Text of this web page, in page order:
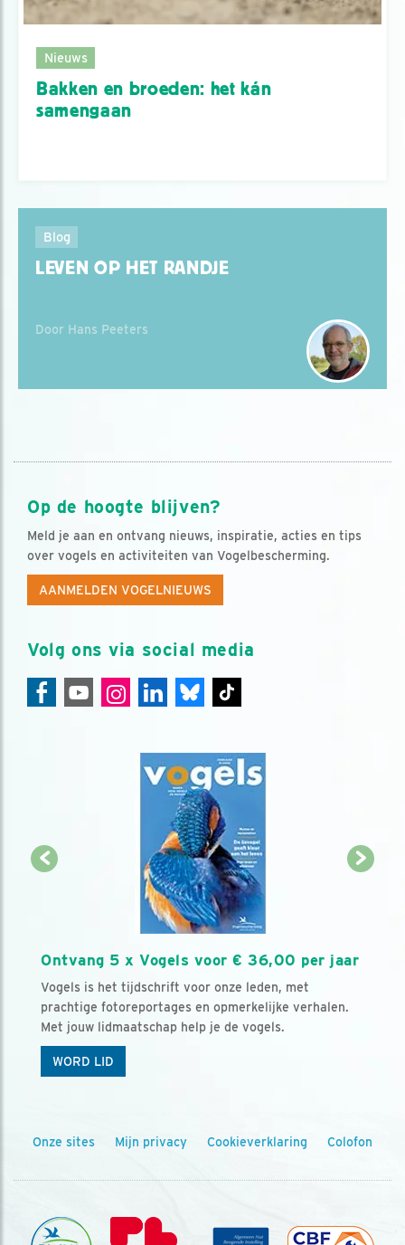
Nieuws
Bakken en broeden: het kán
samengaan
Blog
LEVEN OP HET RANDJE
Door Hans Peeters
Op de hoogte blijven?
Meld je aan en ontvang nieuws, inspiratie, acties en tips
over vogels en activiteiten van Vogelbescherming.
AANMELDEN VOGELNIEUWS
Volg ons via social media
Ontvang 5 x Vogels voor € 36,00 per jaar
Vogels is het tijdschrift voor onze leden, met
prachtige fotoreportages en opmerkelijke verhalen.
Met jouw lidmaatschap help je de vogels.
WORD LID
Onze sites Mijn privacy Cookieverklaring Colofon